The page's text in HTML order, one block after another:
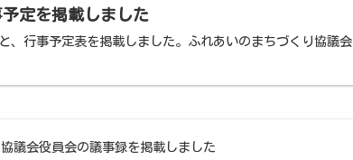
定を掲載しました
、行事予定表を掲載しました。ふれあいのまちづくり協議会
議会役員会の議事録を掲載しました